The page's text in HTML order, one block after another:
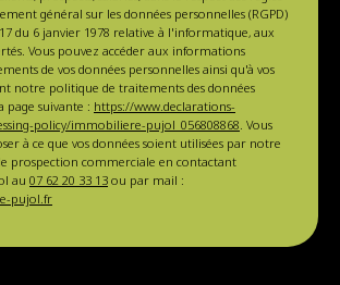
général sur les données personnelles (RGPD)
du 6 janvier 1978 relative à l'informatique, aux
Vous pouvez accéder aux informations
de vos données personnelles ainsi qu'à vos
notre politique de traitements des données
page suivante : https://www.declarations-
policy/immobiliere-pujol_056808868. Vous
à ce que vos données soient utilisées par notre
prospection commerciale en contactant
au 07 62 20 33 13 ou par mail :
pujol.fr